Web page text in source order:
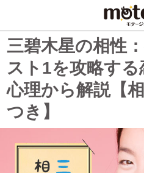
三碧木星の相性
スト1を攻略す
心理から解説【
つき】